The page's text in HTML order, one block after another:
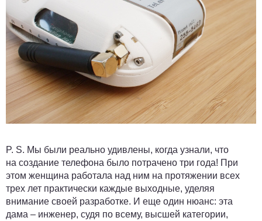
P. S. Мы были реально удивлены, когда узнали, что
на создание телефона было потрачено три года! При
этом женщина работала над ним на протяжении всех
трех лет практически каждые выходные, уделяя
внимание своей разработке. И еще один нюанс: эта
дама – инженер, судя по всему, высшей категории,